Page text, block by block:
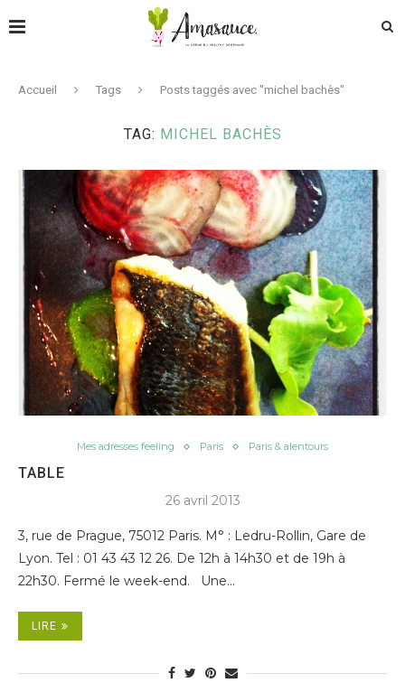
Accueil Tags Posts taggés avec "michel bachès"
TAG: MICHEL BACHÈS
Mes adresses feeling Paris Paris & alentours
TABLE
26 avril 2013
3, rue de Prague, 75012 Paris. M° : Ledru-Rollin, Gare de
Lyon. Tel : 01 43 43 12 26. De 12h à 14h30 et de 19h à
22h30. Fermé le week-end. Une…
LIRE